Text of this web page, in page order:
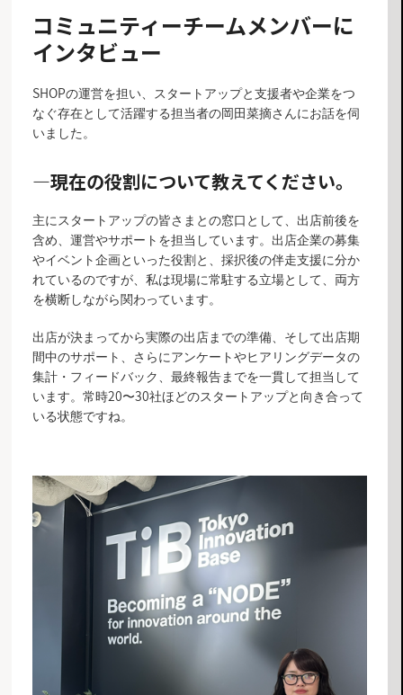
コミュニティーチームメンバーに
インタビュー
SHOPの運営を担い、スタートアップと支援者や企業をつ
なぐ存在として活躍する担当者の岡田菜摘さんにお話を伺
いました。
―現在の役割について教えてください。
主にスタートアップの皆さまとの窓口として、出店前後を
含め、運営やサポートを担当しています。出店企業の募集
やイベント企画といった役割と、採択後の伴走支援に分か
れているのですが、私は現場に常駐する立場として、両方
を横断しながら関わっています。
出店が決まってから実際の出店までの準備、そして出店期
間中のサポート、さらにアンケートやヒアリングデータの
集計・フィードバック、最終報告までを一貫して担当して
います。常時20〜30社ほどのスタートアップと向き合って
いる状態ですね。